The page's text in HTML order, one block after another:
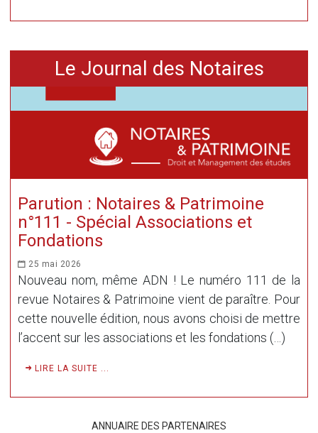
Le Journal des Notaires
Parution : Notaires & Patrimoine
n°111 - Spécial Associations et
Fondations
25 mai 2026
Nouveau nom, même ADN ! Le numéro 111 de la
revue Notaires & Patrimoine vient de paraître. Pour
cette nouvelle édition, nous avons choisi de mettre
l’accent sur les associations et les fondations (…)
LIRE LA SUITE ...
ANNUAIRE DES PARTENAIRES